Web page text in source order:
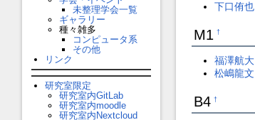
未整理学会一覧
ギャラリー
種々雑多
コンピュータ系
その他
リンク
研究室限定
研究室内GitLab
研究室内moodle
研究室内Nextcloud
下口侑也
M1 †
福澤航大
松嶋龍文
B4 †